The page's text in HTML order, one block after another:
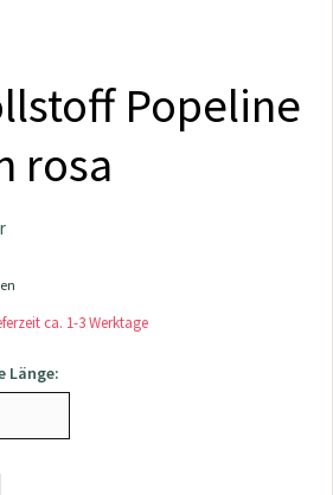
Popeline
rosa
ca. 1-3 Werktage
Länge: